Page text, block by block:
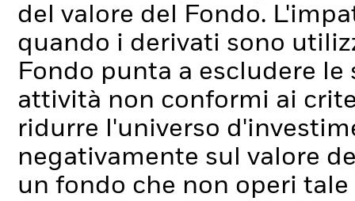
del valore del Fondo.
quando i derivati sono
Fondo punta a escludere
attività non conformi ai
ridurre l'universo
negativamente sul valore
un fondo che non operi tale